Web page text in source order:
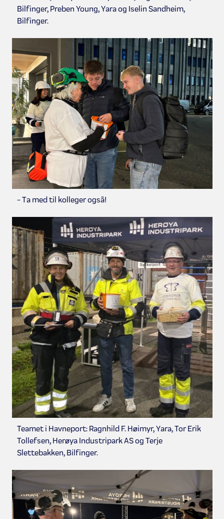
Bilfinger, Preben Young, Yara og Iselin Sandheim,
Bilfinger.
- Ta med til kolleger også!
Teamet i Havneport: Ragnhild F. Høimyr, Yara, Tor Erik
Tollefsen, Herøya Industripark AS og Terje
Slettebakken, Bilfinger.